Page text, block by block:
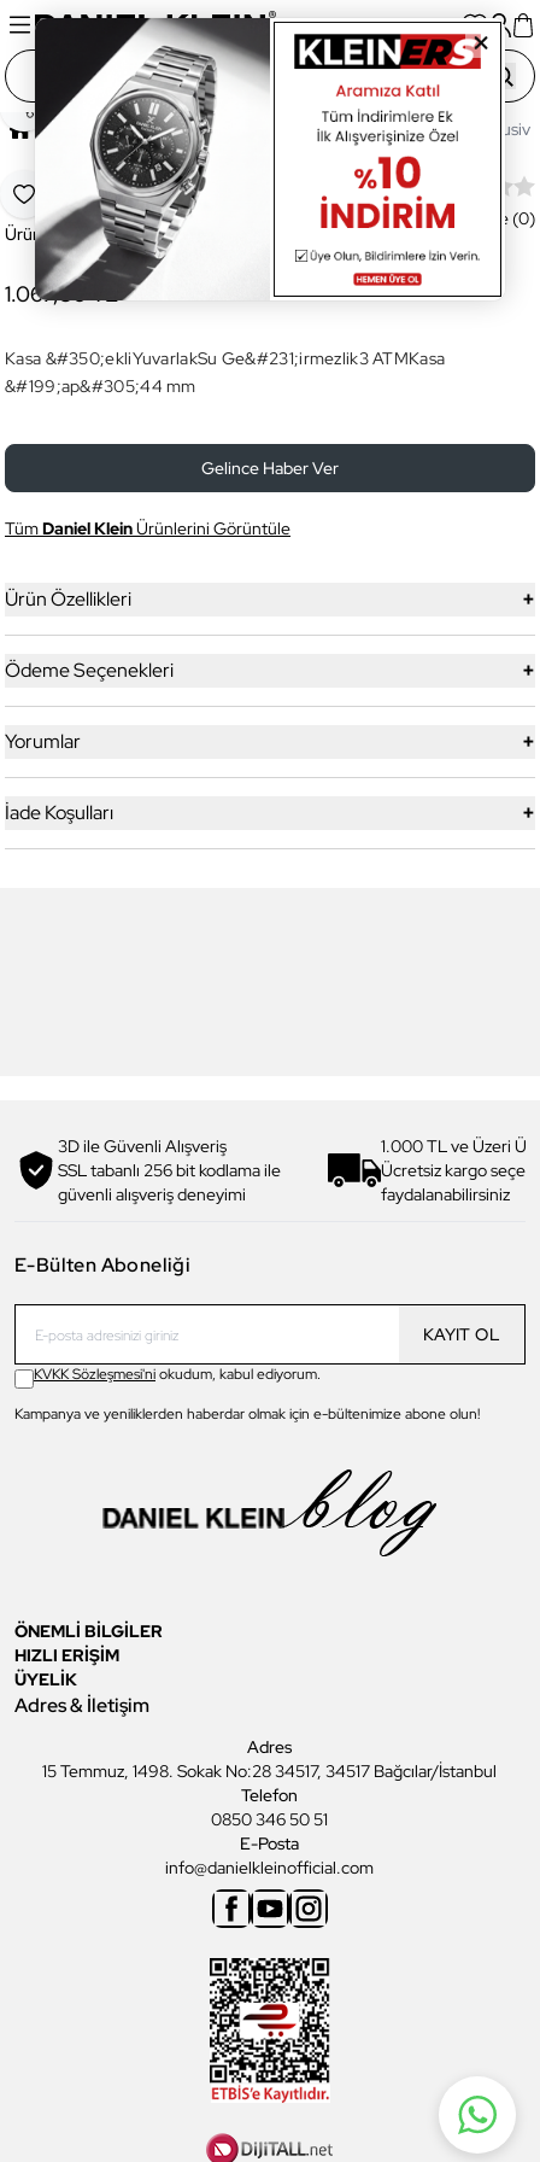
Ana Sayfa Saatler Erkek Saat Daniel Klein
Favoriye Ekle
Paylaş
Daniel Klein Exclusive Erkek Kol Saati
Ürün Kodu:DK.1.13001.3
Değerlendirme (0)
1.067,80 TL
Kasa &#350;ekliYuvarlakSu Ge&#231;irmezlik3 ATMKasa
&#199;ap&#305;44 mm
Gelince Haber Ver
TümDaniel KleinÜrünlerini Görüntüle
Ürün Özellikleri +
Ödeme Seçenekleri +
Yorumlar +
İade Koşulları +
3D ile Güvenli Alışveriş
SSL tabanlı 256 bit kodlama ile
güvenli alışveriş deneyimi
1.000 TL ve Üzeri
Ücretsiz kargo
faydalanabilirsiniz
E-Bülten Aboneliği
KAYIT OL
KVKK Sözleşmesi'niokudum, kabul ediyorum.
Kampanya ve yeniliklerden haberdar olmak için e-bültenimize abone olun!
ÖNEMLİ BİLGİLER
HIZLI ERİŞİM
ÜYELİK
Adres & İletişim
Adres
15 Temmuz, 1498. Sokak No:28 34517, 34517 Bağcılar/İstanbul
Telefon
0850 346 50 51
E-Posta
info@danielkleinofficial.com
Facebook
YoutubeInstagram